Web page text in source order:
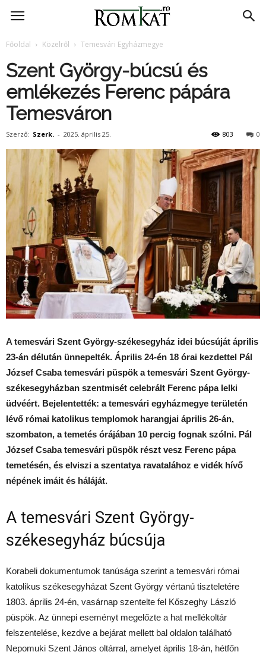
RomKat.ro
Főoldal Közelről Temesvári Egyházmegye
Szent György-búcsú és
emlékezés Ferenc pápára
Temesváron
Szerző: Szerk. - 2025. április 25. 0
803
A temesvári Szent György-székesegyház idei búcsúját április
23-án délután ünnepelték. Április 24-én 18 órai kezdettel Pál
József Csaba temesvári püspök a temesvári Szent György-
székesegyházban szentmisét celebrált Ferenc pápa lelki
üdvéért. Bejelentették: a temesvári egyházmegye területén
lévő római katolikus templomok harangjai április 26-án,
szombaton, a temetés órájában 10 percig fognak szólni. Pál
József Csaba temesvári püspök részt vesz Ferenc pápa
temetésén, és elviszi a szentatya ravatalához e vidék hívő
népének imáit és háláját.
A temesvári Szent György-
székesegyház búcsúja
Korabeli dokumentumok tanúsága szerint a temesvári római
katolikus székesegyházat Szent György vértanú tiszteletére
1803. április 24-én, vasárnap szentelte fel Kőszeghy László
püspök. Az ünnepi eseményt megelőzte a hat mellékoltár
felszentelése, kezdve a bejárat mellett bal oldalon található
Nepomuki Szent János oltárral, amelyet április 18-án, hétfőn